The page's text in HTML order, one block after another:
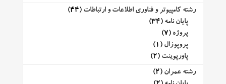
رشته کامپیوتر و فناوری اطلاعات و ارتباطات (44)
پایان نامه (34)
پروژه (7)
پروپوزال (1)
پاورپوینت (2)
رشته عمران (2)